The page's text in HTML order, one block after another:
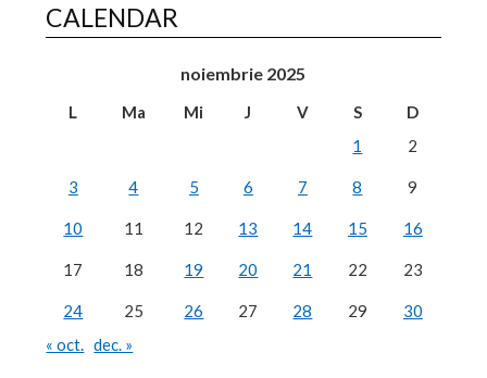
CALENDAR
noiembrie 2025
L Ma Mi J V S
D
1
2
3 4 5 6 7 8 9
10 11 12 13 14 15 16
17 18 19 20 21 22 23
24 25 26 27 28 29
30
« oct. dec. »